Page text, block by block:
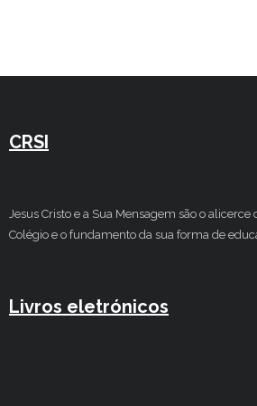
CRSI
Jesus Cristo e a Sua Mensagem são o
Colégio e o fundamento da sua forma de
Livros eletrónicos